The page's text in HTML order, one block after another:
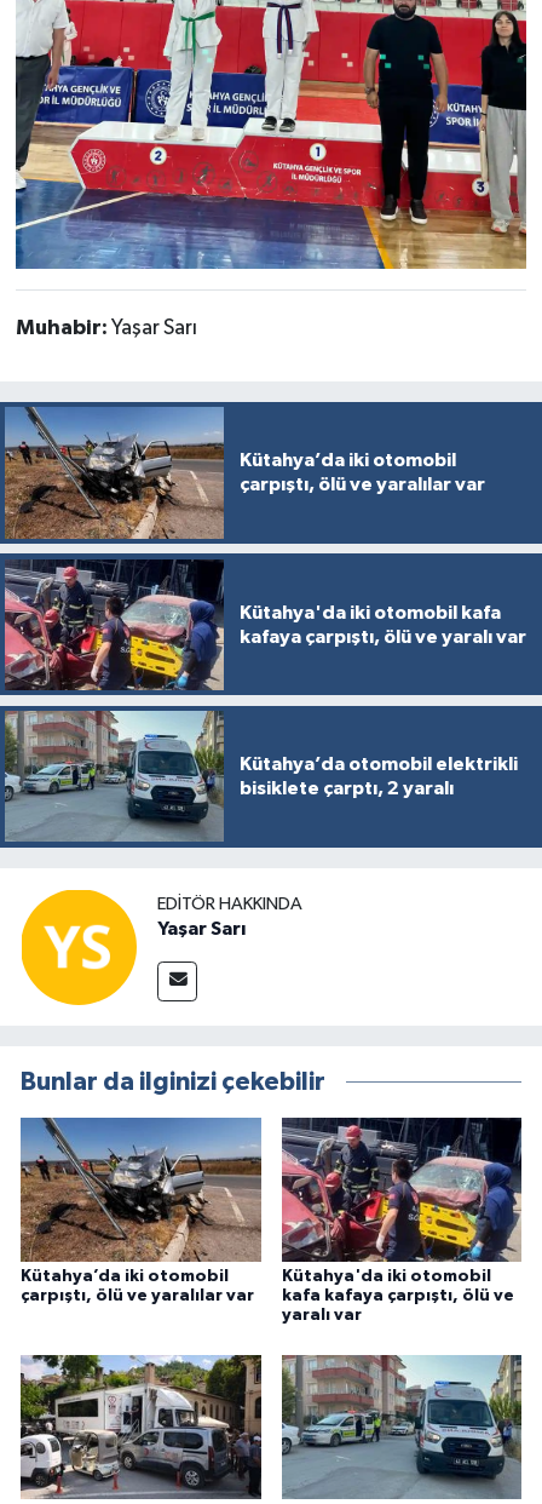
Muhabir: Yaşar Sarı
Kütahya’da iki otomobil
çarpıştı, ölü ve yaralılar var
Kütahya'da iki otomobil kafa
kafaya çarpıştı, ölü ve yaralı var
Kütahya’da otomobil elektrikli
bisiklete çarptı, 2 yaralı
EDITÖR HAKKINDA
Yaşar Sarı
Bunlar da ilginizi çekebilir
Kütahya’da iki otomobil
çarpıştı, ölü ve yaralılar var
Kütahya'da iki otomobil
kafa kafaya çarpıştı, ölü ve
yaralı var